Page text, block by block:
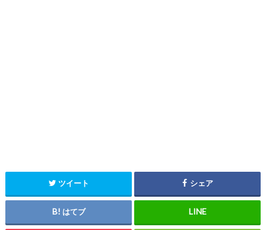
ツイート シェア
はてブ